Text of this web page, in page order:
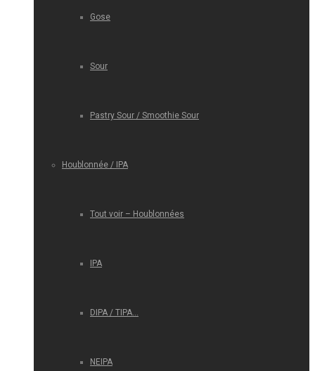
Gose
Sour
Pastry Sour / Smoothie Sour
Houblonnée / IPA
Tout voir – Houblonnées
IPA
DIPA / TIPA…
NEIPA